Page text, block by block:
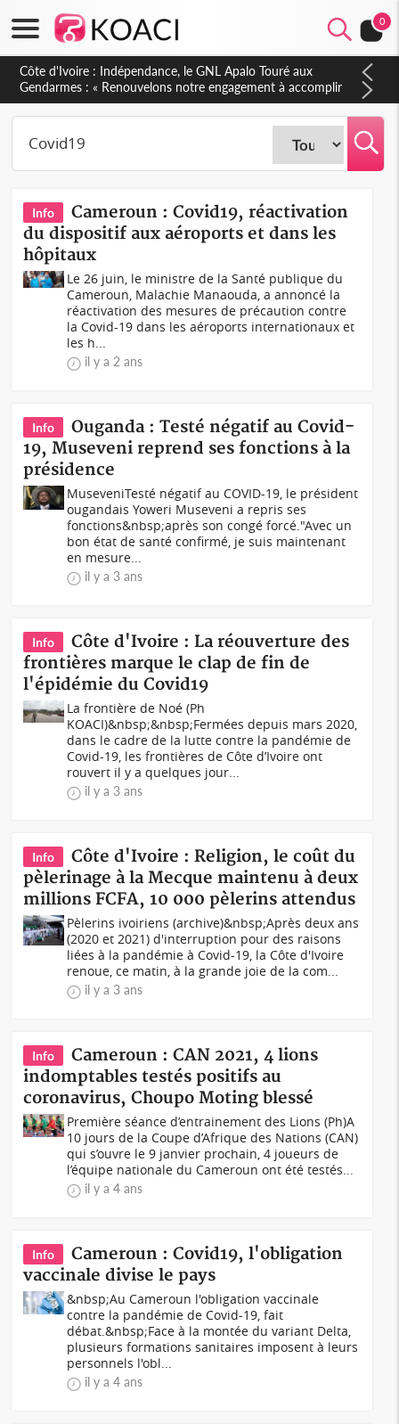
0
Côte d'Ivoire : Indépendance, le GNL Apalo Touré aux
Gendarmes : « Renouvelons notre engagement à accomplir
notre mission avec honneur, discipline, loyauté et
dévouement »
Info
Cameroun : Covid19, réactivation
du dispositif aux aéroports et dans les
hôpitaux
Le 26 juin, le ministre de la Santé publique du
Cameroun, Malachie Manaouda, a annoncé la
réactivation des mesures de précaution contre
la Covid-19 dans les aéroports internationaux et
les h...
il y a 2 ans
Info
Ouganda : Testé négatif au Covid-
19, Museveni reprend ses fonctions à la
présidence
MuseveniTesté négatif au COVID-19, le président
ougandais Yoweri Museveni a repris ses
fonctions&nbsp;après son congé forcé."Avec un
bon état de santé confirmé, je suis maintenant
en mesure...
il y a 3 ans
Info
Côte d'Ivoire : La réouverture des
frontières marque le clap de fin de
l'épidémie du Covid19
La frontière de Noé (Ph
KOACI)&nbsp;&nbsp;Fermées depuis mars 2020,
dans le cadre de la lutte contre la pandémie de
Covid-19, les frontières de Côte d’Ivoire ont
rouvert il y a quelques jour...
il y a 3 ans
Info
Côte d'Ivoire : Religion, le coût du
pèlerinage à la Mecque maintenu à deux
millions FCFA, 10 000 pèlerins attendus
Pèlerins ivoiriens (archive)&nbsp; Après deux ans
(2020 et 2021) d'interruption pour des raisons
liées à la pandémie à Covid-19, la Côte d'Ivoire
renoue, ce matin, à la grande joie de la com...
il y a 3 ans
Info
Cameroun : CAN 2021, 4 lions
indomptables testés positifs au
coronavirus, Choupo Moting blessé
Première séance d’entrainement des Lions (Ph)A
10 jours de la Coupe d’Afrique des Nations (CAN)
qui s’ouvre le 9 janvier prochain, 4 joueurs de
l’équipe nationale du Cameroun ont été testés...
il y a 4 ans
Info
Cameroun : Covid19, l'obligation
vaccinale divise le pays
&nbsp;Au Cameroun l'obligation vaccinale
contre la pandémie de Covid-19, fait
débat.&nbsp;Face à la montée du variant Delta,
plusieurs formations sanitaires imposent à leurs
personnels l'obl...
il y a 4 ans